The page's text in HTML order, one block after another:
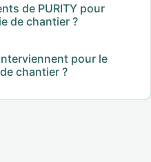
de PURITY pour
de chantier ?
pour le
chantier ?